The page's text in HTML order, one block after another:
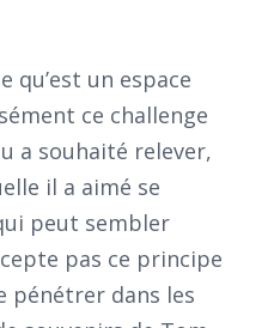
qu’est un espace
ce challenge
a souhaité relever,
il a aimé se
peut sembler
pas ce principe
pénétrer dans les